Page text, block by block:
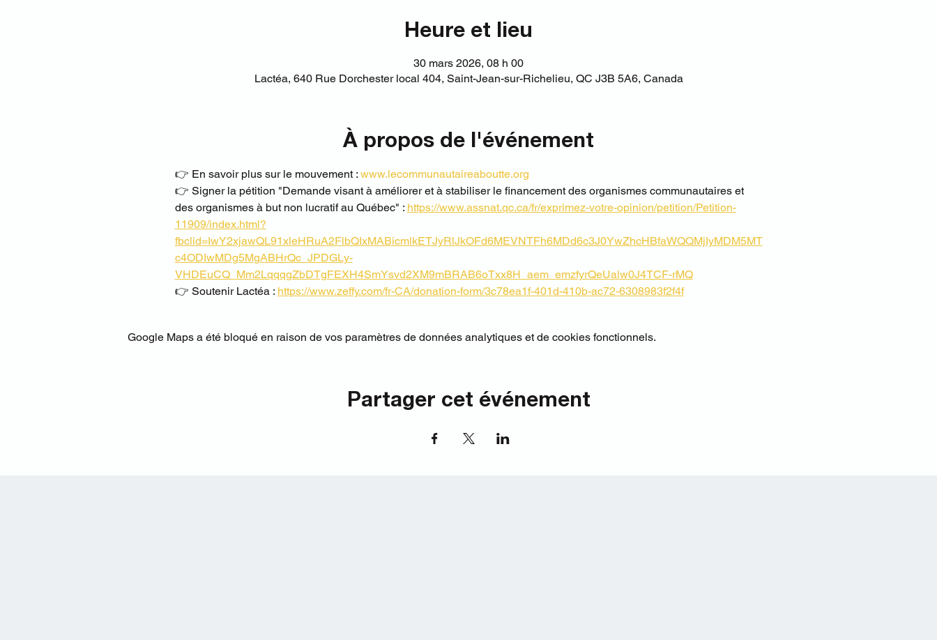
Heure et lieu
30 mars 2026, 08 h 00
Lactéa, 640 Rue Dorchester local 404, Saint-Jean-sur-Richelieu, QC J3B 5A6, Canada
À propos de l'événement
👉 En savoir plus sur le mouvement : www.lecommunautaireaboutte.org
👉 Signer la pétition "Demande visant à améliorer et à stabiliser le financement des organismes communautaires et
des organismes à but non lucratif au Québec" : https://www.assnat.qc.ca/fr/exprimez-votre-opinion/petition/Petition-
11909/index.html?
fbclid=IwY2xjawQL91xleHRuA2FlbQIxMABicmlkETJyRlJkOFd6MEVNTFh6MDd6c3J0YwZhcHBfaWQQMjIyMDM5MT
c4ODIwMDg5MgABHrQc_JPDGLy-
VHDEuCQ_Mm2LqqqgZbDTgFEXH4SmYsvd2XM9mBRAB6oTxx8H_aem_emzfyrQeUalw0J4TCF-rMQ
👉 Soutenir Lactéa : https://www.zeffy.com/fr-CA/donation-form/3c78ea1f-401d-410b-ac72-6308983f2f4f
Google Maps a été bloqué en raison de vos paramètres de données analytiques et de cookies fonctionnels.
Partager cet événement